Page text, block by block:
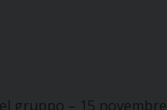
gruppo – 15